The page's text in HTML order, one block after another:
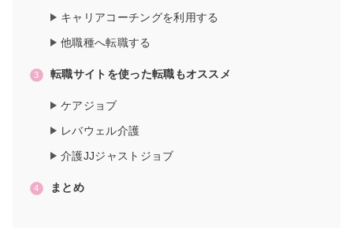
キャリアコーチングを利用する
他職種へ転職する
転職サイトを使った転職もオススメ
ケアジョブ
レバウェル介護
介護JJジャストジョブ
まとめ